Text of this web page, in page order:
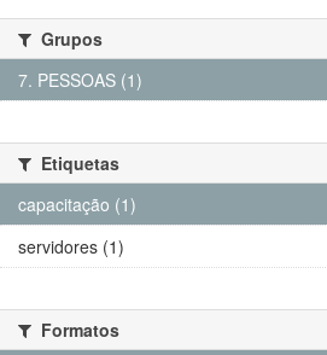
Grupos
7. PESSOAS (1)
Etiquetas
capacitação (1)
servidores (1)
Formatos